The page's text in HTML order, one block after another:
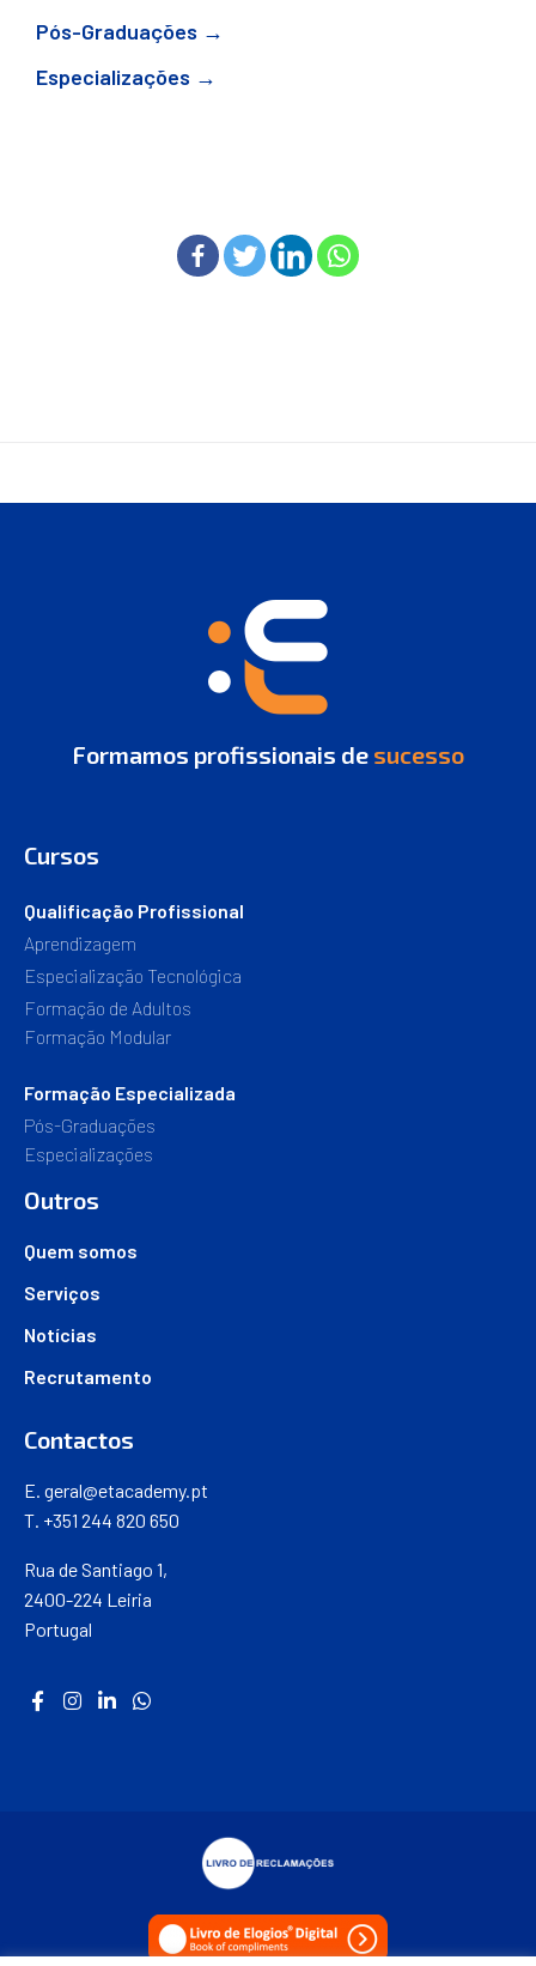
Pós-Graduações →
Especializações →
Formamos profissionais de sucesso
Cursos
Qualificação Profissional
Aprendizagem
Especialização Tecnológica
Formação de Adultos
Formação Modular
Formação Especializada
Pós-Graduações
Especializações
Outros
Quem somos
Serviços
Notícias
Recrutamento
Contactos
E. geral@etacademy.pt
T. +351 244 820 650
Rua de Santiago 1,
2400-224 Leiria
Portugal